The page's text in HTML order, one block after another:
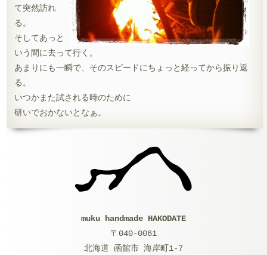
て突然訪れ
る。
そしてあっと
いう間に去って行く。
あまりにも一瞬で、そのスピードにちょっと経ってから振り返
る。
いつかまた試される時のために
研いでおかないとなぁ。
muku handmade HAKODATE
〒040-0061
北海道 函館市 海岸町1-7